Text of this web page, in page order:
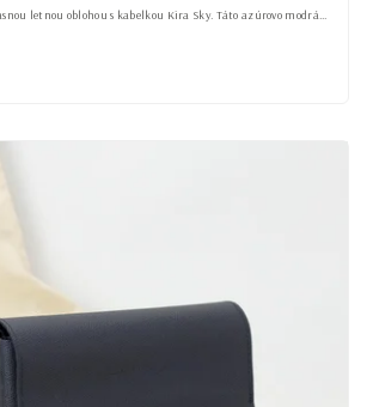
letnou oblohou s kabelkou Kira Sky. Táto azúrovo modrá...